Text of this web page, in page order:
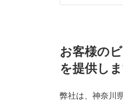
お客様の
を提供しま
弊社は、神奈川